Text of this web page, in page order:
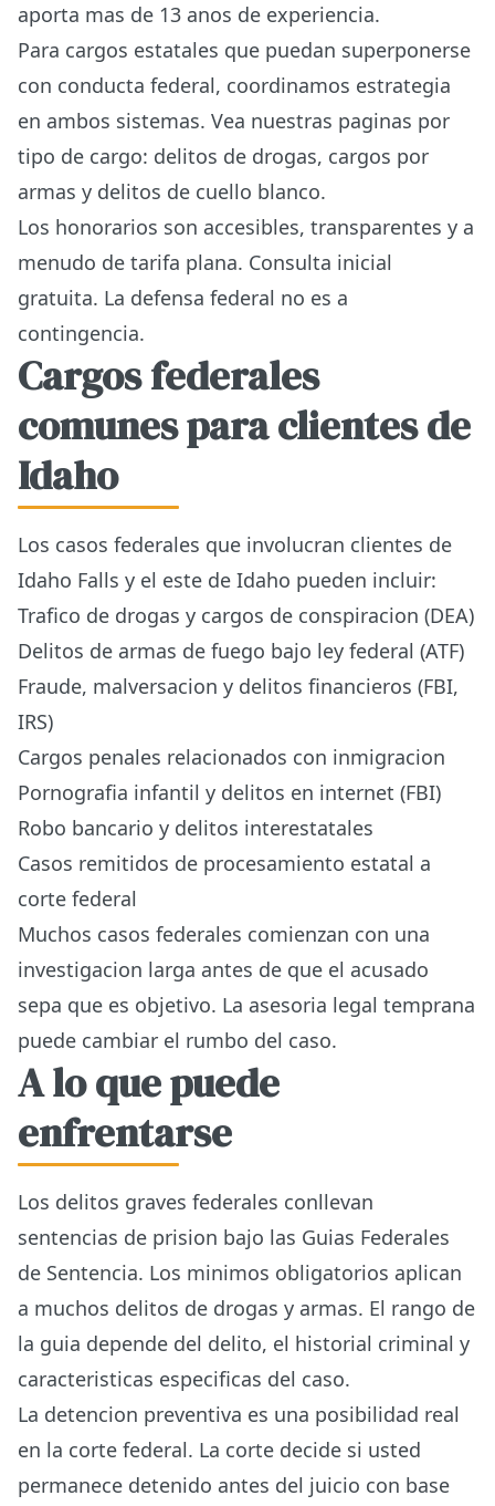
aporta mas de 13 anos de experiencia.
Para cargos estatales que puedan superponerse
con conducta federal, coordinamos estrategia
en ambos sistemas. Vea nuestras paginas por
tipo de cargo: delitos de drogas, cargos por
armas y delitos de cuello blanco.
Los honorarios son accesibles, transparentes y a
menudo de tarifa plana. Consulta inicial
gratuita. La defensa federal no es a
contingencia.
Cargos federales
comunes para clientes de
Idaho
Los casos federales que involucran clientes de
Idaho Falls y el este de Idaho pueden incluir:
Trafico de drogas y cargos de conspiracion (DEA)
Delitos de armas de fuego bajo ley federal (ATF)
Fraude, malversacion y delitos financieros (FBI,
IRS)
Cargos penales relacionados con inmigracion
Pornografia infantil y delitos en internet (FBI)
Robo bancario y delitos interestatales
Casos remitidos de procesamiento estatal a
corte federal
Muchos casos federales comienzan con una
investigacion larga antes de que el acusado
sepa que es objetivo. La asesoria legal temprana
puede cambiar el rumbo del caso.
A lo que puede
enfrentarse
Los delitos graves federales conllevan
sentencias de prision bajo las Guias Federales
de Sentencia. Los minimos obligatorios aplican
a muchos delitos de drogas y armas. El rango de
la guia depende del delito, el historial criminal y
caracteristicas especificas del caso.
La detencion preventiva es una posibilidad real
en la corte federal. La corte decide si usted
permanece detenido antes del juicio con base